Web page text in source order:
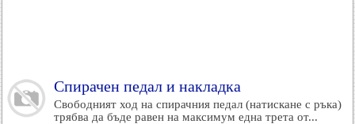
Спирачен педал и накладка
Свободният ход на спирачния педал (натискане с ръка)
трябва да бъде равен на максимум една трета от...